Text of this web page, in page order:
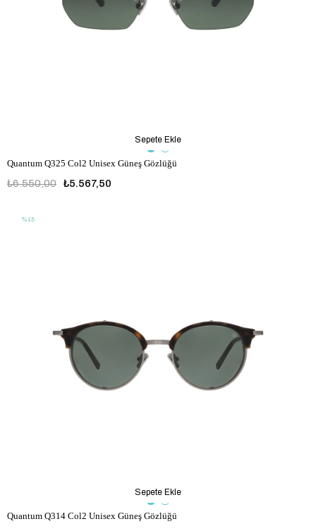
Quantum Q325 Col2 Unisex Güneş Gözlüğü
₺5.567,50
₺6.550,00
Sepete Ekle
Quantum Q314 Col2 Unisex Güneş Gözlüğü
Sepete Ekle
%15